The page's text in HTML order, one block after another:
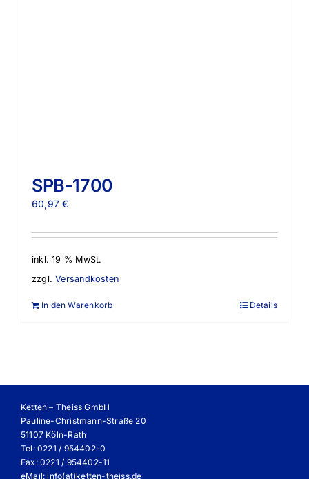
SPB-1700
60,97€
inkl. 19 % MwSt.
zzgl.Versandkosten
In den Warenkorb Details
Ketten – Theiss GmbH
Pauline-Christmann-Straße 20
51107 Köln-Rath
Tel: 0221 / 954402-0
Fax: 0221 / 954402-11
eMail:info(at)ketten-theiss.de